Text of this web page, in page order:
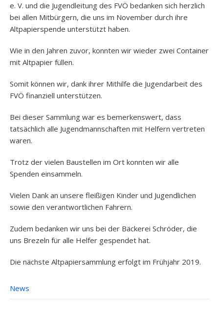
e. V. und die Jugendleitung des FVÖ bedanken sich herzlich
bei allen Mitbürgern, die uns im November durch ihre
Altpapierspende unterstützt haben.
Wie in den Jahren zuvor, konnten wir wieder zwei Container
mit Altpapier füllen.
Somit können wir, dank ihrer Mithilfe die Jugendarbeit des
FVÖ finanziell unterstützen.
Bei dieser Sammlung war es bemerkenswert, dass
tatsächlich alle Jugendmannschaften mit Helfern vertreten
waren.
Trotz der vielen Baustellen im Ort konnten wir alle
Spenden einsammeln.
Vielen Dank an unsere fleißigen Kinder und Jugendlichen
sowie den verantwortlichen Fahrern.
Zudem bedanken wir uns bei der Bäckerei Schröder, die
uns Brezeln für alle Helfer gespendet hat.
Die nächste Altpapiersammlung erfolgt im Frühjahr 2019.
News